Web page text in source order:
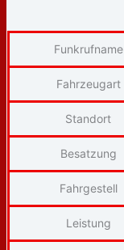
Funkrufname
Fahrzeugart
Standort
Besatzung
Fahrgestell
Leistung